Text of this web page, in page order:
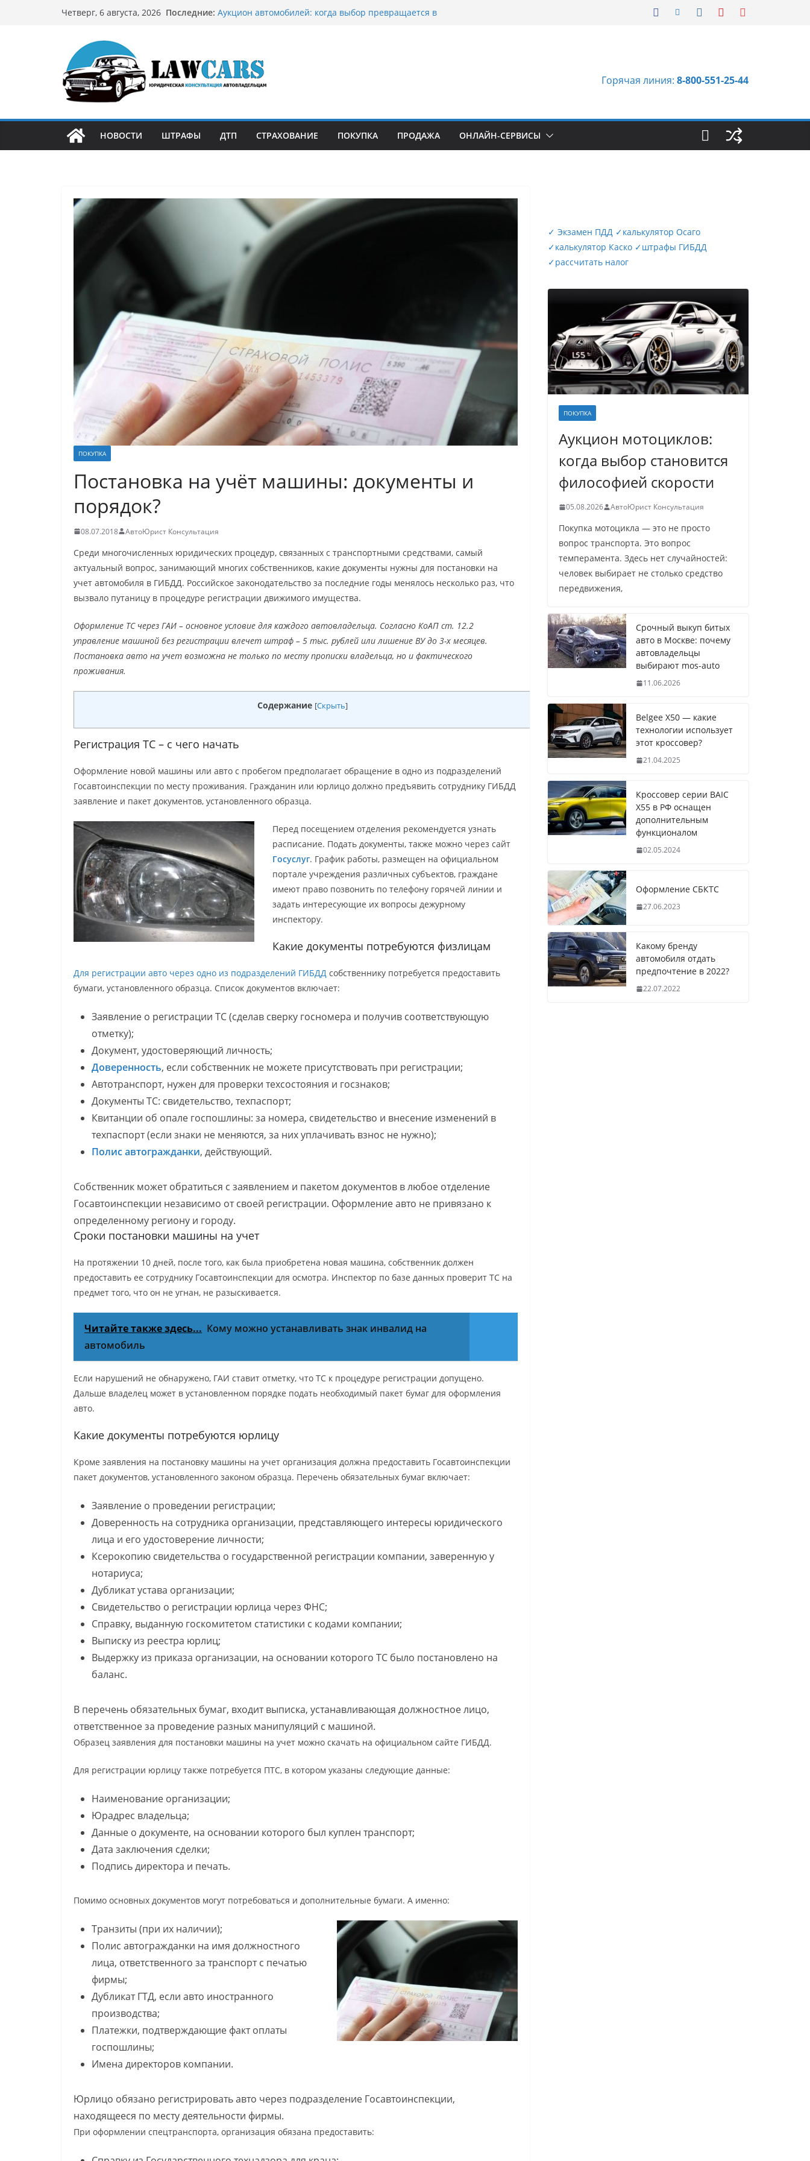
Четверг, 6 августа, 2026 Последние: Аукцион автомобилей: когда выбор превращается в
Срочный выкуп битых авто в Москве: почему
автовладельцы выбирают mos-auto
Бриллиантовые серьги: вечная классика или
может подойти
Горячая линия: 8-800-551-25-44
НОВОСТИ ШТРАФЫ ДТП СТРАХОВАНИЕ ПОКУПКА ПРОДАЖА ОНЛАЙН-СЕРВИСЫ
ПОКУПКА
Постановка на учёт машины: документы и
порядок?
08.07.2018 АвтоЮрист Консультация
Среди многочисленных юридических процедур, связанных с транспортными средствами, самый
актуальный вопрос, занимающий многих собственников, какие документы нужны для постановки на
учет автомобиля в ГИБДД. Российское законодательство за последние годы менялось несколько раз, что
вызвало путаницу в процедуре регистрации движимого имущества.
Оформление ТС через ГАИ – основное условие для каждого автовладельца. Согласно КоАП ст. 12.2
управление машиной без регистрации влечет штраф – 5 тыс. рублей или лишение ВУ до 3-х месяцев.
Постановка авто на учет возможна не только по месту прописки владельца, но и фактического
проживания.
Содержание [Скрыть]
Регистрация ТС – с чего начать
Оформление новой машины или авто с пробегом предполагает обращение в одно из подразделений
Госавтоинспекции по месту проживания. Гражданин или юрлицо должно предъявить сотруднику ГИБДД
заявление и пакет документов, установленного образца.
Перед посещением отделения рекомендуется узнать
расписание. Подать документы, также можно через сайт
Госуслуг. График работы, размещен на официальном
портале учреждения различных субъектов, граждане
имеют право позвонить по телефону горячей линии и
задать интересующие их вопросы дежурному
инспектору.
Какие документы потребуются физлицам
Для регистрации авто через одно из подразделений ГИБДД собственнику потребуется предоставить
бумаги, установленного образца. Список документов включает:
Заявление о регистрации ТС (сделав сверку госномера и получив соответствующую
отметку);
Документ, удостоверяющий личность;
Доверенность, если собственник не можете присутствовать при регистрации;
Автотранспорт, нужен для проверки техсостояния и госзнаков;
Документы ТС: свидетельство, техпаспорт;
Квитанции об опале госпошлины: за номера, свидетельство и внесение изменений в
техпаспорт (если знаки не меняются, за них уплачивать взнос не нужно);
Полис автогражданки, действующий.
Собственник может обратиться с заявлением и пакетом документов в любое отделение
Госавтоинспекции независимо от своей регистрации. Оформление авто не привязано к
определенному региону и городу.
Сроки постановки машины на учет
На протяжении 10 дней, после того, как была приобретена новая машина, собственник должен
предоставить ее сотруднику Госавтоинспекции для осмотра. Инспектор по базе данных проверит ТС на
предмет того, что он не угнан, не разыскивается.
Читайте также здесь... Кому можно устанавливать знак инвалид на
автомобиль
Если нарушений не обнаружено, ГАИ ставит отметку, что ТС к процедуре регистрации допущено.
Дальше владелец может в установленном порядке подать необходимый пакет бумаг для оформления
авто.
Какие документы потребуются юрлицу
Кроме заявления на постановку машины на учет организация должна предоставить Госавтоинспекции
пакет документов, установленного законом образца. Перечень обязательных бумаг включает:
Заявление о проведении регистрации;
Доверенность на сотрудника организации, представляющего интересы юридического
лица и его удостоверение личности;
Ксерокопию свидетельства о государственной регистрации компании, заверенную у
нотариуса;
Дубликат устава организации;
Свидетельство о регистрации юрлица через ФНС;
Справку, выданную госкомитетом статистики с кодами компании;
Выписку из реестра юрлиц;
Выдержку из приказа организации, на основании которого ТС было постановлено на
баланс.
В перечень обязательных бумаг, входит выписка, устанавливающая должностное лицо,
ответственное за проведение разных манипуляций с машиной.
Образец заявления для постановки машины на учет можно скачать на официальном сайте ГИБДД.
Для регистрации юрлицу также потребуется ПТС, в котором указаны следующие данные:
Наименование организации;
Юрадрес владельца;
Данные о документе, на основании которого был куплен транспорт;
Дата заключения сделки;
Подпись директора и печать.
Помимо основных документов могут потребоваться и дополнительные бумаги. А именно:
Транзиты (при их наличии);
Полис автогражданки на имя должностного
лица, ответственного за транспорт с печатью
фирмы;
Дубликат ГТД, если авто иностранного
производства;
Платежки, подтверждающие факт оплаты
госпошлины;
Имена директоров компании.
Юрлицо обязано регистрировать авто через подразделение Госавтоинспекции,
находящееся по месту деятельности фирмы.
При оформлении спецтранспорта, организация обязана предоставить:
✓ Экзамен ПДД ✓калькулятор Осаго
✓калькулятор Каско ✓штрафы ГИБДД
✓рассчитать налог
ПОКУПКА
Аукцион мотоциклов:
когда выбор становится
философией скорости
05.08.2026 АвтоЮрист Консультация
Покупка мотоцикла — это не просто
вопрос транспорта. Это вопрос
темперамента. Здесь нет случайностей:
человек выбирает не столько средство
передвижения,
Срочный выкуп битых
авто в Москве: почему
автовладельцы
выбирают mos-auto
11.06.2026
Belgee X50 — какие
технологии использует
этот кроссовер?
21.04.2025
Кроссовер серии BAIC
X55 в РФ оснащен
дополнительным
функционалом
02.05.2024
Оформление СБКТС
27.06.2023
Какому бренду
автомобиля отдать
предпочтение в 2022?
22.07.2022